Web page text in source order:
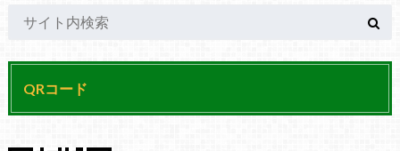
QRコード